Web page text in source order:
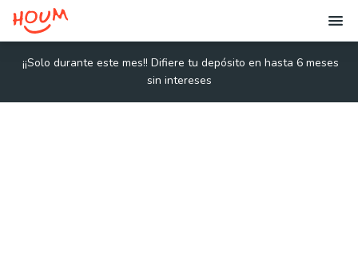
¡¡Solo durante este mes!! Difiere tu depósito en hasta 6 meses
sin intereses